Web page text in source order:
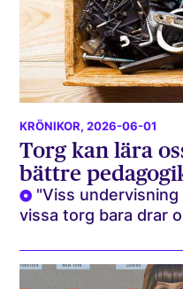
KRÖNIKOR, 2026-06-01
Torg kan lära
bättre
"Viss
vissa torg bara drar